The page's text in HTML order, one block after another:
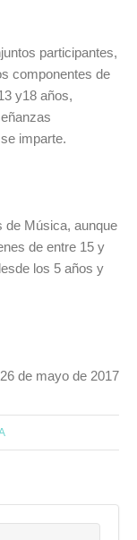
participantes,
componentes de
y18 años,
imparte.
de Música, aunque
de entre 15 y
los 5 años y
de mayo de 2017